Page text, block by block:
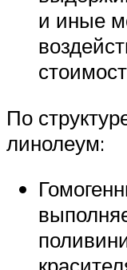
и иные
По
линолеум: